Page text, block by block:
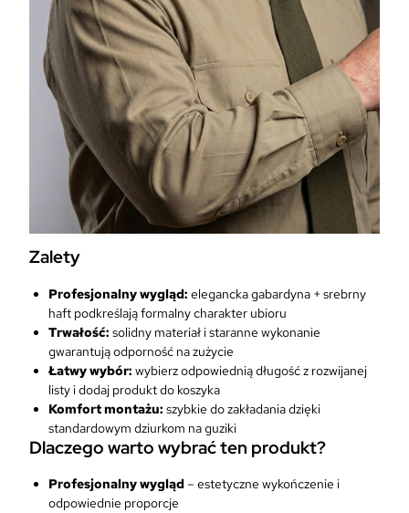
Zalety
Profesjonalny wygląd: elegancka gabardyna + srebrny
haft podkreślają formalny charakter ubioru
Trwałość: solidny materiał i staranne wykonanie
gwarantują odporność na zużycie
Łatwy wybór: wybierz odpowiednią długość z rozwijanej
listy i dodaj produkt do koszyka
Komfort montażu: szybkie do zakładania dzięki
standardowym dziurkom na guziki
Dlaczego warto wybrać ten produkt?
Profesjonalny wygląd – estetyczne wykończenie i
odpowiednie proporcje